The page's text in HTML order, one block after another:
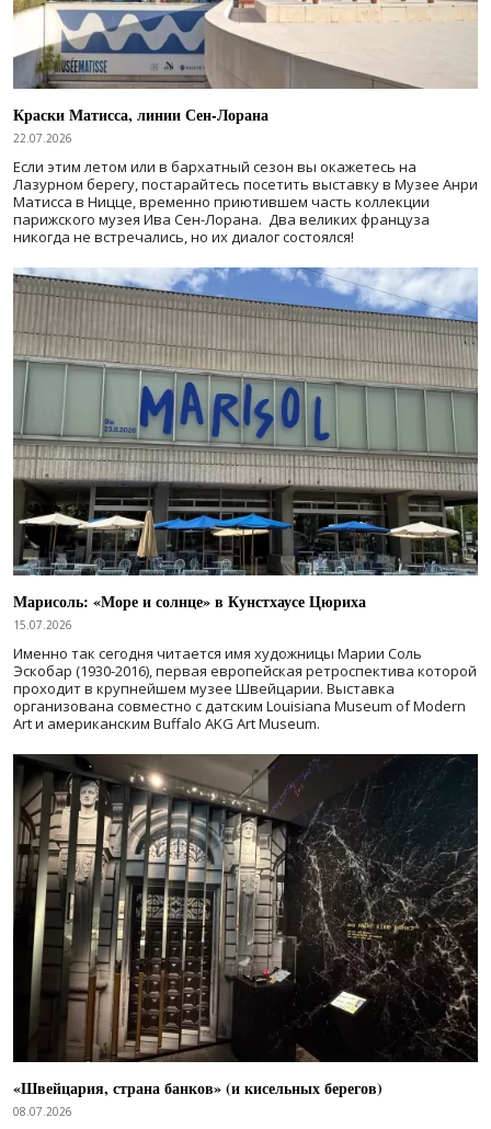
Краски Матисса, линии Сен-Лорана
22.07.2026
Если этим летом или в бархатный сезон вы окажетесь на
Лазурном берегу, постарайтесь посетить выставку в Музее Анри
Матисса в Ницце, временно приютившем часть коллекции
парижского музея Ива Сен-Лорана. Два великих француза
никогда не встречались, но их диалог состоялся!
Марисоль: «Море и солнце» в Кунстхаусе Цюриха
15.07.2026
Именно так сегодня читается имя художницы Марии Соль
Эскобар (1930-2016), первая европейская ретроспектива которой
проходит в крупнейшем музее Швейцарии. Выставка
организована совместно с датским Louisiana Museum of Modern
Art и американским Buffalo AKG Art Museum.
«Швейцария, страна банков» (и кисельных берегов)
08.07.2026